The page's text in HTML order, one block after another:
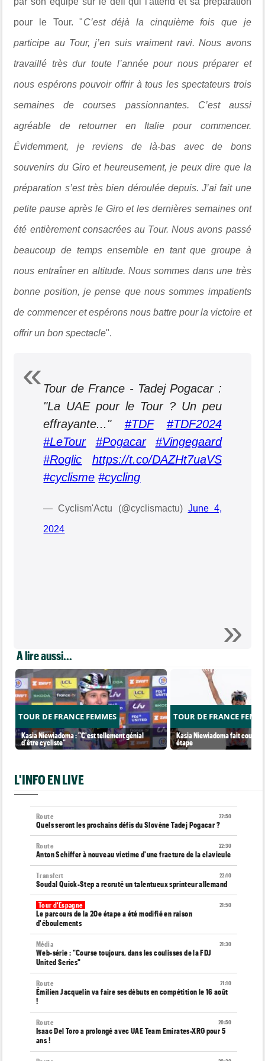
pour le Tour. "C’est déjà la cinquième fois que je
participe au Tour, j’en suis vraiment ravi. Nous avons
travaillé très dur toute l’année pour nous préparer et
nous espérons pouvoir offrir à tous les spectateurs trois
semaines de courses passionnantes. C’est aussi
agréable de retourner en Italie pour commencer.
Évidemment, je reviens de là-bas avec de bons
souvenirs du Giro et heureusement, je peux dire que la
préparation s’est très bien déroulée depuis. J’ai fait une
petite pause après le Giro et les dernières semaines ont
été entièrement consacrées au Tour. Nous avons passé
beaucoup de temps ensemble en tant que groupe à
nous entraîner en altitude. Nous sommes dans une très
bonne position, je pense que nous sommes impatients
de commencer et espérons nous battre pour la victoire et
offrir un bon spectacle".
Tour de France - Tadej Pogacar :
"La UAE pour le Tour ? Un peu
effrayante..." #TDF
#TDF2024
#LeTour
#Pogacar
#Vingegaard
#Roglic
https://t.co/DAZHt7uaVS
#cyclisme #cycling
— Cyclism'Actu (@cyclismactu) June 4,
2024
A lire aussi...
TOUR DE FRANCE FEMMES
Kasia Niewiadoma : "C'est tellement génial
d'être cycliste"
TOUR DE FRANCE
Kasia Niewiadoma fait coup
étape
L'INFO EN LIVE
22:50
Route
Quels seront les prochains défis du Slovène Tadej Pogacar ?
22:30
Route
Anton Schiffer à nouveau victime d'une fracture de la clavicule
22:10
Transfert
Soudal Quick-Step a recruté un talentueux sprinteur allemand
21:50
Tour d'Espagne
Le parcours de la 20e étape a été modifié en raison
d'éboulements
21:30
Média
Web-série : "Course toujours, dans les coulisses de la FDJ
United Series"
21:10
Route
Émilien Jacquelin va faire ses débuts en compétition le 16 août
!
20:50
Route
Isaac Del Toro a prolongé avec UAE Team Emirates-XRG pour 5
ans !